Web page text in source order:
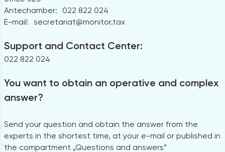
Antechamber:
022 822 024
E-mail: secretariat@monitor.tax
Support and Contact Center:
022 822 024
You want to obtain an operative and complex
answer?
Send your question and obtain the answer from the
experts in the shortest time, at your e-mail or published in
the compartment „Questions and answers”